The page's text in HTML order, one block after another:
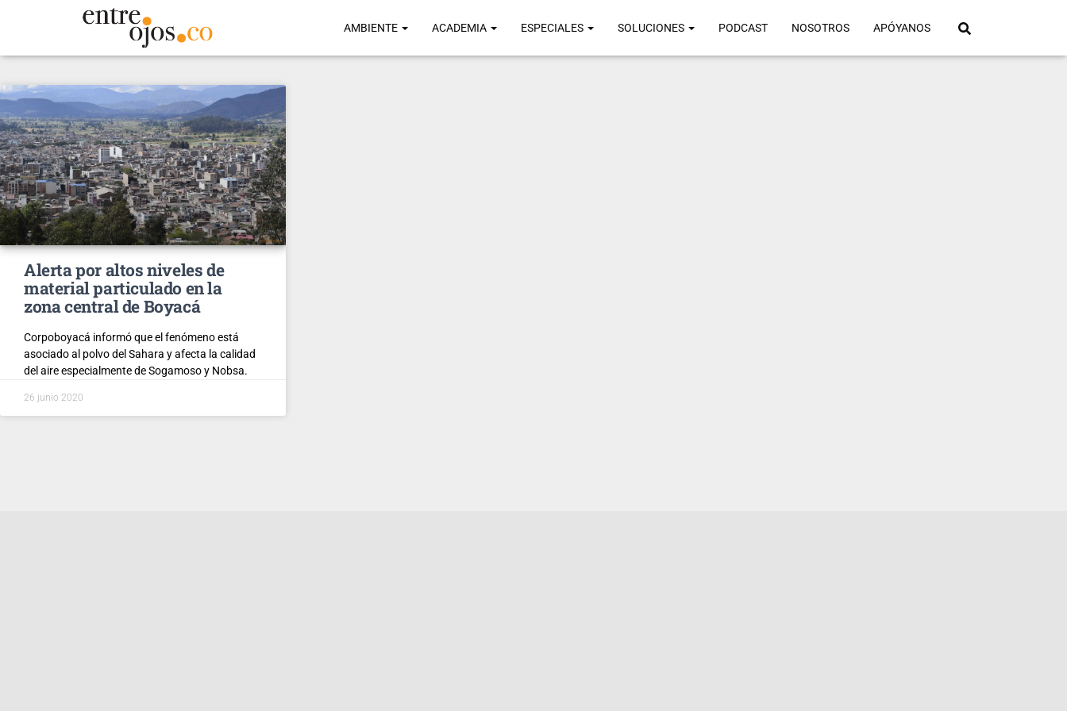
AMBIENTE ACADEMIA ESPECIALES SOLUCIONES PODCAST NOSOTROS APÓYANOS
Alerta por altos niveles de
material particulado en la
zona central de Boyacá
Corpoboyacá informó que el fenómeno está
asociado al polvo del Sahara y afecta la calidad
del aire especialmente de Sogamoso y Nobsa.
26 junio 2020